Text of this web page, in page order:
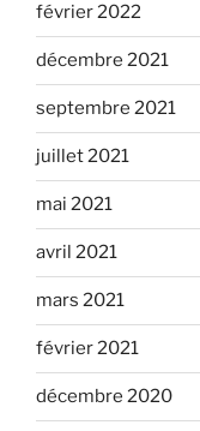
février 2022
décembre 2021
septembre 2021
juillet 2021
mai 2021
avril 2021
mars 2021
février 2021
décembre 2020